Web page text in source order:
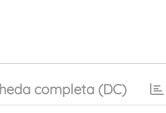
completa (DC)